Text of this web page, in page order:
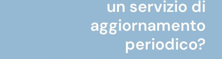
un servizio di
aggiornamento
periodico?